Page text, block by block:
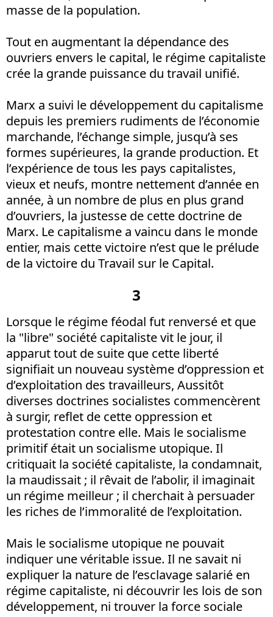
masse de la population.
Tout en augmentant la dépendance des
ouvriers envers le capital, le régime capitaliste
crée la grande puissance du travail unifié.
Marx a suivi le développement du capitalisme
depuis les premiers rudiments de l’économie
marchande, l’échange simple, jusqu’à ses
formes supérieures, la grande production. Et
l’expérience de tous les pays capitalistes,
vieux et neufs, montre nettement d’année en
année, à un nombre de plus en plus grand
d’ouvriers, la justesse de cette doctrine de
Marx. Le capitalisme a vaincu dans le monde
entier, mais cette victoire n’est que le prélude
de la victoire du Travail sur le Capital.
3
Lorsque le régime féodal fut renversé et que
la "libre" société capitaliste vit le jour, il
apparut tout de suite que cette liberté
signifiait un nouveau système d’oppression et
d’exploitation des travailleurs, Aussitôt
diverses doctrines socialistes commencèrent
à surgir, reflet de cette oppression et
protestation contre elle. Mais le socialisme
primitif était un socialisme utopique. Il
critiquait la société capitaliste, la condamnait,
la maudissait ; il rêvait de l’abolir, il imaginait
un régime meilleur ; il cherchait à persuader
les riches de l’immoralité de l’exploitation.
Mais le socialisme utopique ne pouvait
indiquer une véritable issue. Il ne savait ni
expliquer la nature de l’esclavage salarié en
régime capitaliste, ni découvrir les lois de son
développement, ni trouver la force sociale